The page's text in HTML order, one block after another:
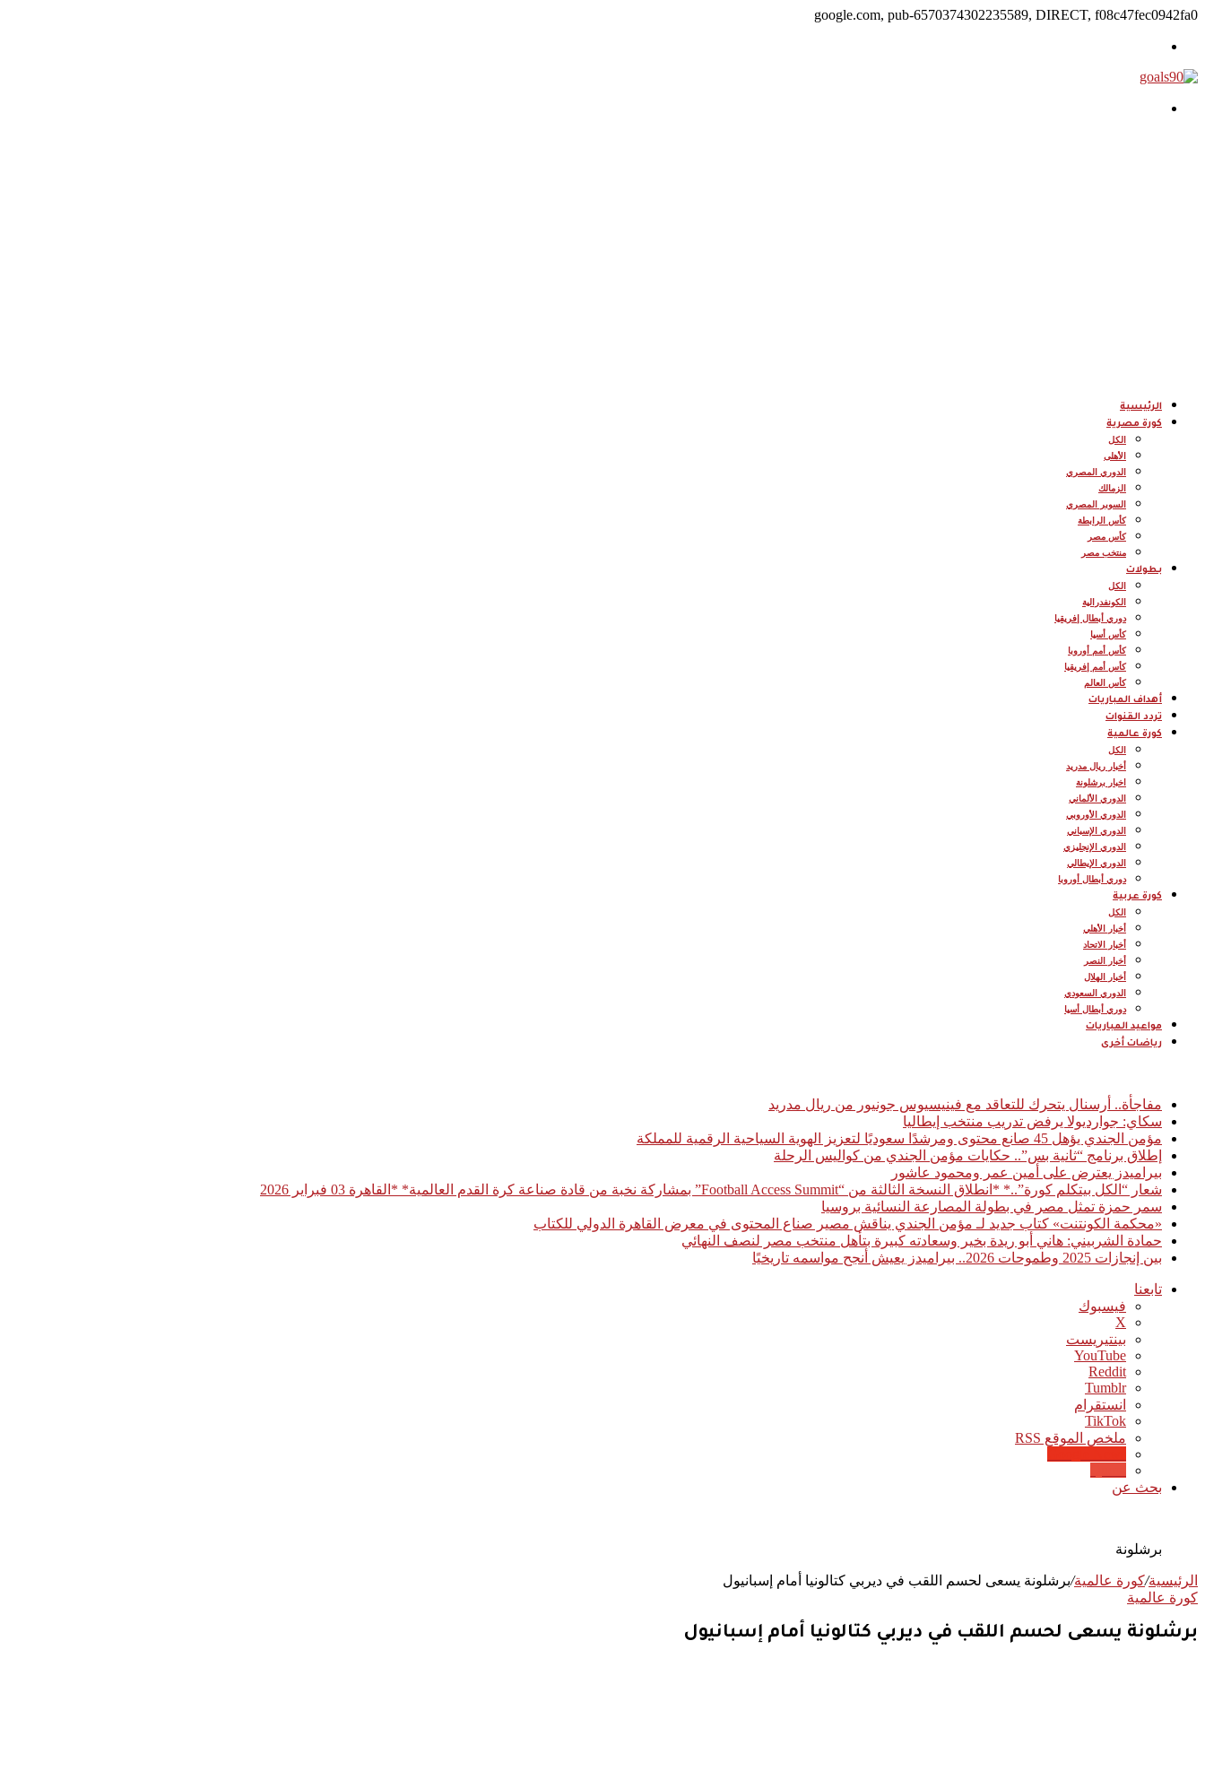
google.com, pub-6570374302235589, DIRECT, f08c47fec0942fa0
الرئيسية
كورة مصرية
الكل
الأهلى
الدوري المصري
الزمالك
السوبر المصري
كأس الرابطة
كأس مصر
منتخب مصر
بطولات
الكل
الكونفدرالية
دوري أبطال إفريقيا
كأس أسيا
كأس أمم أوروبا
كأس أمم إفريقيا
كأس العالم
أهداف المباريات
تردد القنوات
كورة عالمية
الكل
أخبار ريال مدريد
اخبار برشلونة
الدوري الألماني
الدوري الأوروبي
الدوري الإسباني
الدوري الإنجليزي
الدوري الإيطالي
دوري أبطال أوروبا
كورة عربية
الكل
أخبار الأهلي
أخبار الاتحاد
أخبار النصر
أخبار الهلال
الدوري السعودي
دوري أبطال أسيا
مواعيد المباريات
رياضات أخرى
مفاجأة.. أرسنال يتحرك للتعاقد مع فينيسيوس جونيور من ريال مدريد
سكاي: جوارديولا يرفض تدريب منتخب إيطاليا
مؤمن الجندي يؤهل 45 صانع محتوى ومرشدًا سعوديًا لتعزيز الهوية السياحية الرقمية للمملكة
إطلاق برنامج “ثانية بس”.. حكايات مؤمن الجندي من كواليس الرحلة
بيراميدز يعترض على أمين عمر ومحمود عاشور
شعار “الكل بيتكلم كورة”..* *انطلاق النسخة الثالثة من “Football Access Summit” بمشاركة نخبة من قادة صناعة كرة القدم العالمية* *القاهرة 03 فبراير 2026
سمر حمزة تمثل مصر في بطولة المصارعة النسائية بروسيا
«محكمة الكونتنت» كتاب جديد لـ مؤمن الجندي يناقش مصير صناع المحتوى في معرض القاهرة الدولي للكتاب
حمادة الشربيني: هاني أبو ريدة بخير وسعادته كبيرة بتأهل منتخب مصر لنصف النهائي
بين إنجازات 2025 وطموحات 2026.. بيراميدز يعيش أنجح مواسمه تاريخيًا
تابعنا
فيسبوك
‫X
بينتيريست
‫YouTube
انستقرام
‫TikTok
ملخص الموقع RSS
بحث عن
برشلونة
الرئيسية/كورة عالمية/برشلونة يسعى لحسم اللقب في ديربي كتالونيا أمام إسبانيول
كورة عالمية
برشلونة يسعى لحسم اللقب في ديربي كتالونيا أمام إسبانيول